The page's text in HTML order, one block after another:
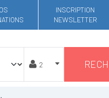
INSCRIPTION
NEWSLETTER